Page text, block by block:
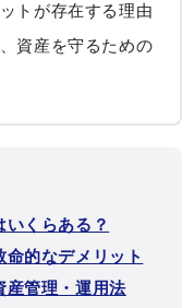
トが存在する理由
資産を守るための
くらある？
的なデメリット
産管理・運用法